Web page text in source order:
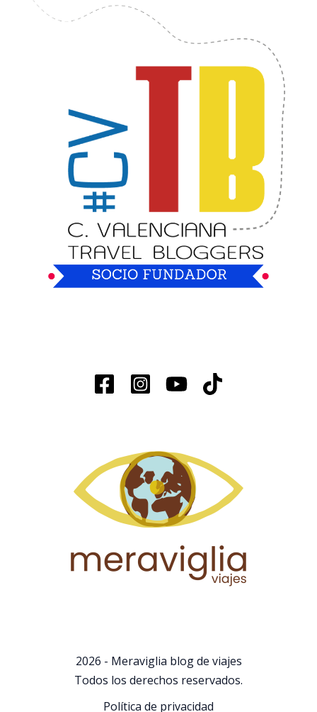
2026 - Meraviglia blog de viajes
Todos los derechos reservados.
Política de privacidad